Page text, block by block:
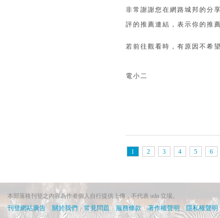
非常謝謝您在網路城邦的分
評的推薦連結，表示你的推
若前往觀看時，有原因不希
電小二
1 2 3 4 5 6
本部落格刊登之內容為作者個人自行提供上傳，不代表 udn 立場。
刊登網站廣告 關於我們︱常見問題 ︱服務條款 ︱著作權聲明 ︱ 隱私權聲明